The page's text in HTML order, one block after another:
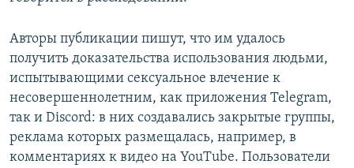
Авторы публикации пишут, что им удалось
получить доказательства использования людьми,
испытывающими сексуальное влечение к
несовершеннолетним, как приложения Telegram,
так и Discord: в них создавались закрытые группы,
реклама которых размещалась, например, в
комментариях к видео на YouТube. Пользователи